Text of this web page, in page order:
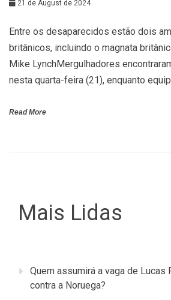
21 de August de 2024
Entre os desaparecidos estão dois
britânicos, incluindo o magnata
Mike LynchMergulhadores
nesta quarta-feira (21), enquanto
Read More
Mais Lidas
Quem assumirá a vaga de Lucas
contra a Noruega?